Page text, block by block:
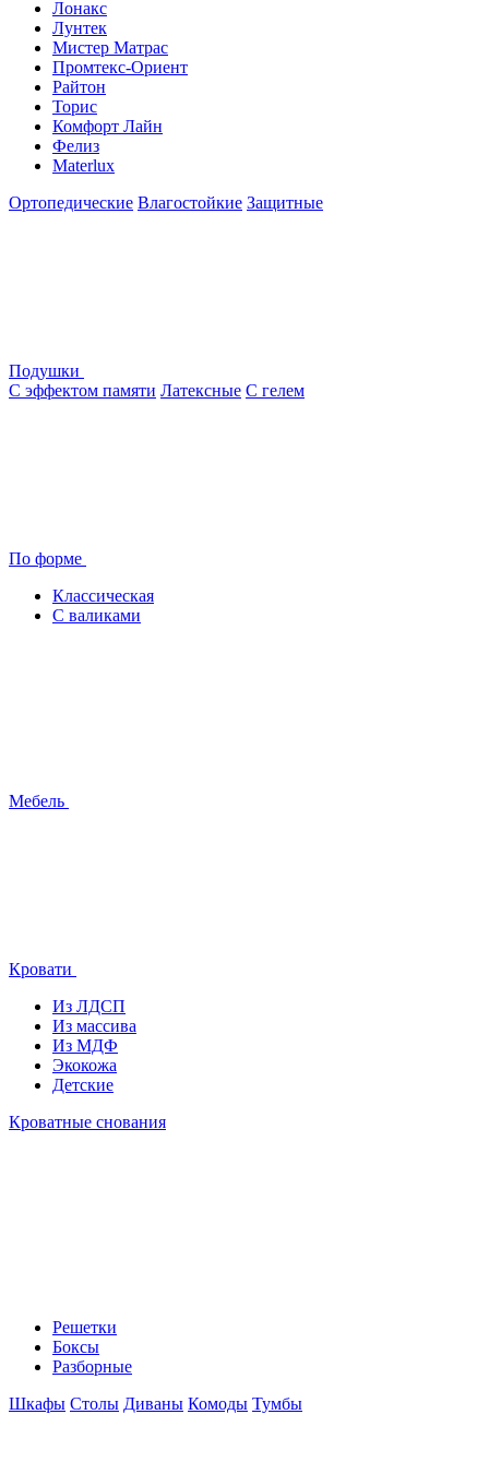
Лонакс
Лунтек
Мистер Матрас
Промтекс-Ориент
Райтон
Торис
Комфорт Лайн
Фелиз
Materlux
Ортопедические Влагостойкие Защитные
Подушки
С эффектом памяти Латексные С гелем
По форме
Классическая
С валиками
Мебель
Кровати
Из ЛДСП
Из массива
Из МДФ
Экокожа
Детские
Кроватные снования
Решетки
Боксы
Разборные
Шкафы Столы Диваны Комоды Тумбы